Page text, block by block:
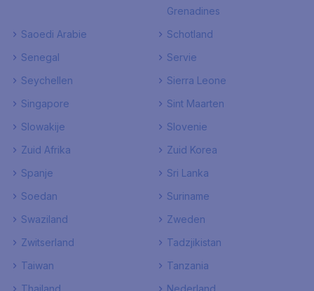
Grenadines
Saoedi Arabie
Schotland
Senegal
Servie
Seychellen
Sierra Leone
Singapore
Sint Maarten
Slowakije
Slovenie
Zuid Afrika
Zuid Korea
Spanje
Sri Lanka
Soedan
Suriname
Swaziland
Zweden
Zwitserland
Tadzjikistan
Taiwan
Tanzania
Thailand
Nederland